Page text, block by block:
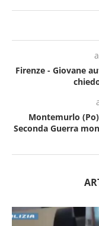
Firenze - Giovane
Montemurlo
Seconda Guerra